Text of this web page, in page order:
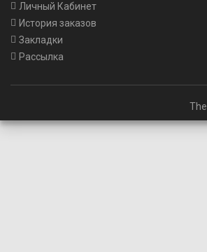
Личный Кабинет
История заказов
Закладки
Рассылка